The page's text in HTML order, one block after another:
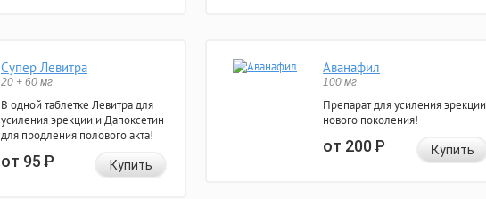
Супер Левитра
20 + 60 мг
В одной таблетке Левитра для
усиления эрекции и Дапоксетин
для продления полового акта!
от 95Р Купить
Аванафил
100 мг
Препарат для усиления эрекции
нового поколения!
от 200Р Купить